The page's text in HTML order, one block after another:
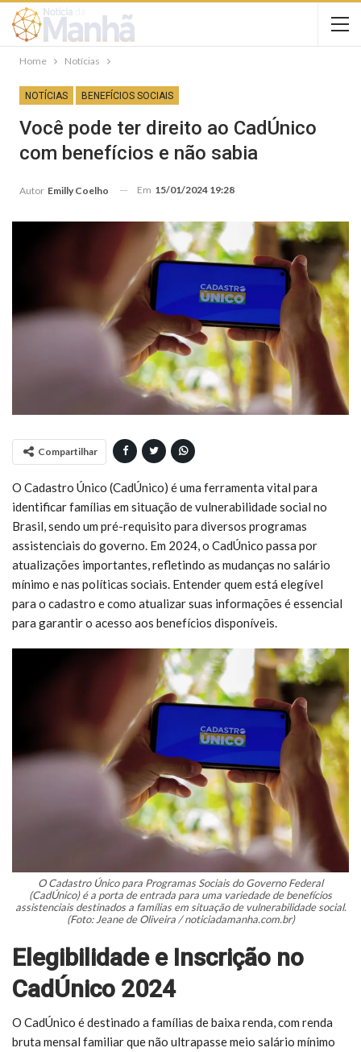
Home Notícias
NOTÍCIAS BENEFÍCIOS SOCIAIS
Você pode ter direito ao CadÚnico
com benefícios e não sabia
Autor Emilly Coelho Em 15/01/2024 19:28
Compartilhar
O Cadastro Único (CadÚnico) é uma ferramenta vital para
identificar famílias em situação de vulnerabilidade social no
Brasil, sendo um pré-requisito para diversos programas
assistenciais do governo. Em 2024, o CadÚnico passa por
atualizações importantes, refletindo as mudanças no salário
mínimo e nas políticas sociais. Entender quem está elegível
para o cadastro e como atualizar suas informações é essencial
para garantir o acesso aos benefícios disponíveis.
O Cadastro Único para Programas Sociais do Governo Federal
(CadÚnico) é a porta de entrada para uma variedade de benefícios
assistenciais destinados a famílias em situação de vulnerabilidade social.
(Foto: Jeane de Oliveira / noticiadamanha.com.br)
Elegibilidade e Inscrição no
CadÚnico 2024
O CadÚnico é destinado a famílias de baixa renda, com renda
bruta mensal familiar que não ultrapasse meio salário mínimo